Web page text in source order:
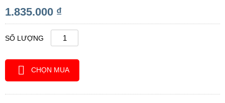
1.835.000 ₫
SỐ LƯỢNG
CHỌN MUA